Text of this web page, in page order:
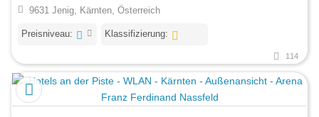
9631 Jenig, Kärnten, Österreich
Preisniveau: Klassifizierung:
114